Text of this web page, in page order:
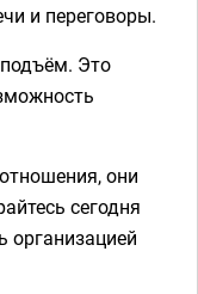
и переговоры.
Это
они
сегодня
организацией